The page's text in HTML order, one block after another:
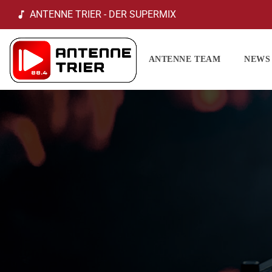
music_note ANTENNE TRIER - DER SUPERMIX
ANTENNE TEAM NEWS